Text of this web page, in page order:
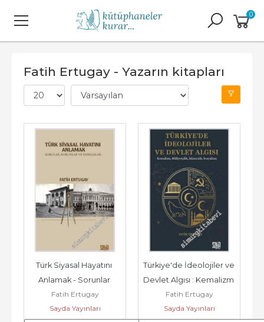
0
Fatih Ertugay - Yazarın kitapları
Türk Siyasal Hayatını
Anlamak - Sorunlar
Sorular ve Yanılgılar -
Fatih Ertugay
Sayda Yayınları
Türkiye'de İdeolojiler ve
Devlet Algısı : Kemalizm
Milliyetçilik...
Fatih Ertugay
Sayda Yayınları